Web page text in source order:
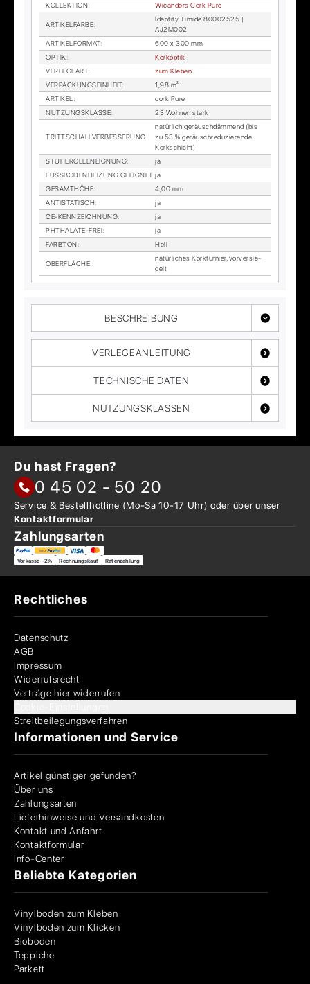
KOL­LEK­TI­ON: Wi­can­ders Cork Pure
AR­TI­KEL­FAR­BE:
Iden­ti­ty Timi­de 80002525 |
AJ2M002
AR­TI­KEL­FOR­MAT:
600 x 300 mm
OP­TIK:
Kor­kop­tik
VER­LE­GE­ART:
zum Kle­ben
VER­PA­CKUNGS­EIN­HEIT:
1,98 m²
AR­TI­KEL:
cork Pure
NUT­ZUNGS­KLAS­SE: 23 Woh­nen stark
TRITT­SCHALL­VER­BES­SE­RUNG:
na­tür­lich ge­räusch­däm­mend (bis
zu 53 % ge­räusch­re­du­zie­ren­de
Kork­schicht)
STUHL­ROL­LEN­EIG­NUNG:
ja
FUSS­BO­DEN­HEI­ZUNG GE­EIG­NET:ja
GE­SAMT­HÖ­HE:
4,00 mm
AN­TI­STA­TISCH:
ja
CE-KENN­ZEICH­NUNG:
ja
PHTHA­LA­TE-FREI:
ja
FARB­TON: Hell
OBER­FLÄ­CHE:
na­tür­li­ches Kork­fur­nier, vor­ver­sie­
gelt
BESCHREIBUNG
VERLEGEANLEITUNG
TECHNISCHE DATEN
NUTZUNGSKLASSEN
Du hast Fragen?
0 45 02 - 50 20
Service & Bestellhotline (Mo-Sa 10-17 Uhr) oder überunser
Kontaktformular
Zahlungsarten
Vorkasse -2% Rechnungskauf Ratenzahlung
Rechtliches
Datenschutz
AGB
Impressum
Widerrufsrecht
Verträge hier widerrufen
Streitbeilegungsverfahren
Informationen und Service
Artikel günstiger gefunden?
Über uns
Zahlungsarten
Lieferhinweise und Versandkosten
Kontakt und Anfahrt
Kontaktformular
Info-Center
Beliebte Kategorien
Vinylboden zum Kleben
Vinylboden zum Klicken
Bioboden
Teppiche
Parkett